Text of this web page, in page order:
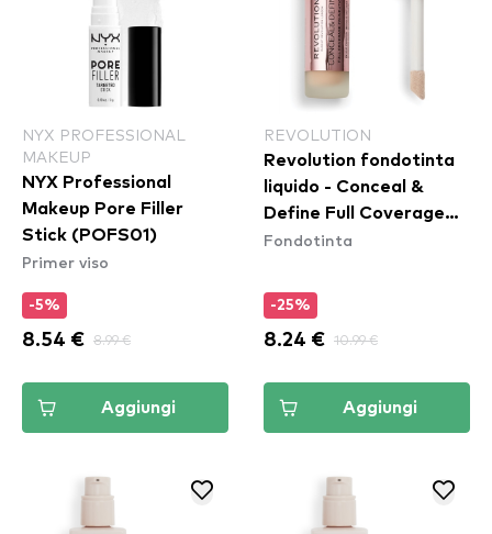
NYX PROFESSIONAL
MAKEUP
NYX Professional
Makeup Pore Filler
Stick (POFS01)
Primer viso
-5%
8.54 € 8.99 €
Aggiungi
REVOLUTION
Revolution fondotinta
liquido - Conceal &
Define Full Coverage
Foundation - F4
Fondotinta
-25%
8.24 € 10.99 €
Aggiungi